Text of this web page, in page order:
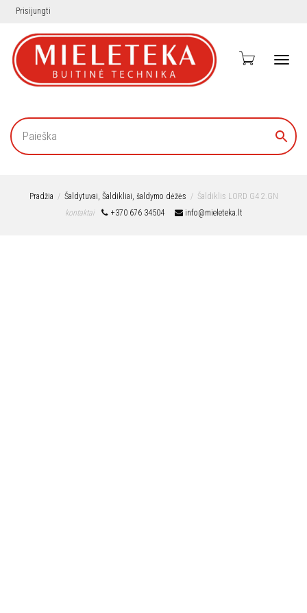
Prisijungti
Pradžia Šaldytuvai, Šaldikliai, šaldymo dėžės
Šaldiklis LORD G4 2.GN
kontaktai
+370 676 34504 info@mieleteka.lt